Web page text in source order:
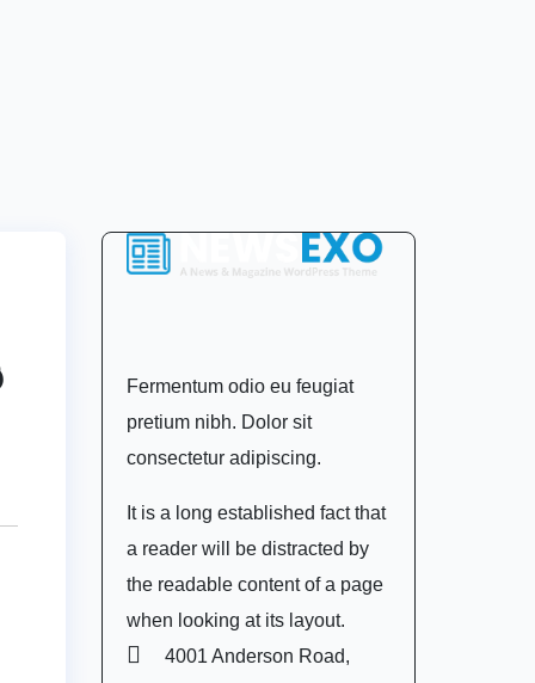
Fermentum odio eu feugiat
pretium nibh. Dolor sit
consectetur adipiscing.
It is a long established fact that
a reader will be distracted by
the readable content of a page
when looking at its layout.
4001 Anderson Road,